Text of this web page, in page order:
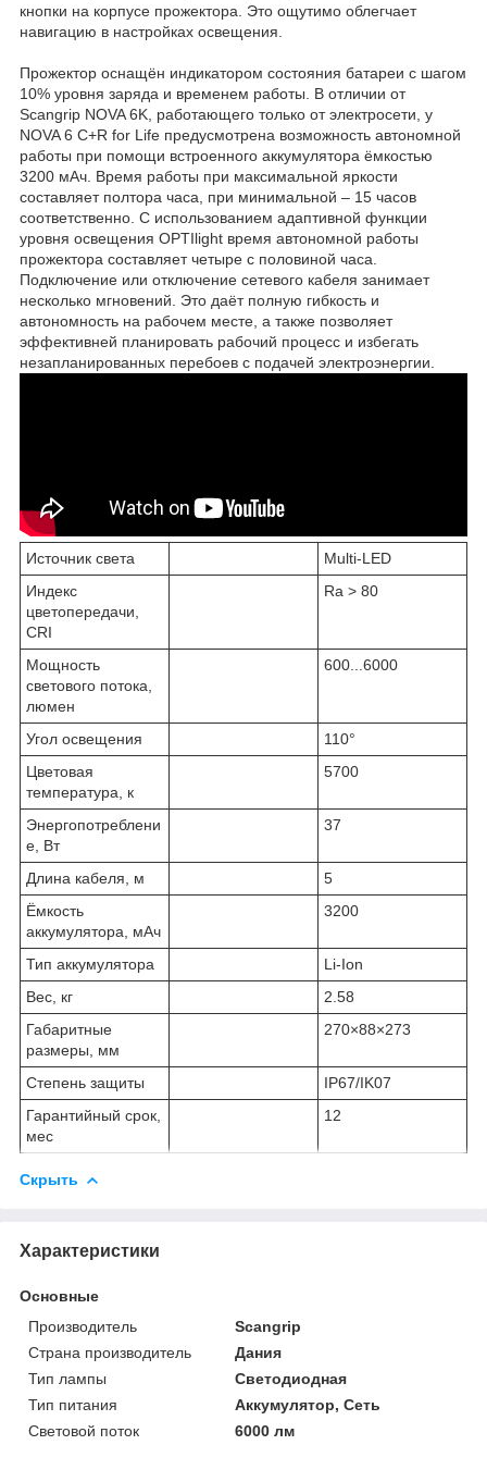
кнопки на корпусе прожектора. Это ощутимо облегчает
навигацию в настройках освещения.
Прожектор оснащён индикатором состояния батареи с шагом
10% уровня заряда и временем работы. В отличии от
Scangrip NOVA 6K, работающего только от электросети, у
NOVA 6 C+R for Life предусмотрена возможность автономной
работы при помощи встроенного аккумулятора ёмкостью
3200 мАч. Время работы при максимальной яркости
составляет полтора часа, при минимальной – 15 часов
соответственно. С использованием адаптивной функции
уровня освещения OPTIlight время автономной работы
прожектора составляет четыре с половиной часа.
Подключение или отключение сетевого кабеля занимает
несколько мгновений. Это даёт полную гибкость и
автономность на рабочем месте, а также позволяет
эффективней планировать рабочий процесс и избегать
незапланированных перебоев с подачей электроэнергии.
Источник света
Multi-LED
Индекс
цветопередачи,
CRI
Ra > 80
Мощность
светового потока,
люмен
600...6000
Угол освещения
110°
Цветовая
температура, к
5700
Энергопотреблени
е, Вт
37
Длина кабеля, м
5
Ёмкость
аккумулятора, мАч
3200
Тип аккумулятора
Li-Ion
Вес, кг
2.58
Габаритные
размеры, мм
270×88×273
Степень защиты
IP67/IK07
Гарантийный срок,
мес
12
Скрыть
Характеристики
Основные
Производитель
Scangrip
Страна производитель
Дания
Тип лампы
Светодиодная
Тип питания
Аккумулятор, Сеть
Световой поток
6000 лм